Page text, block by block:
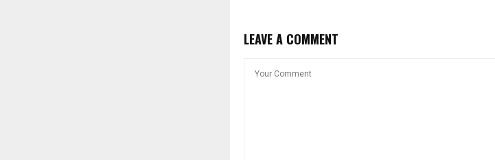
LEAVE A COMMENT